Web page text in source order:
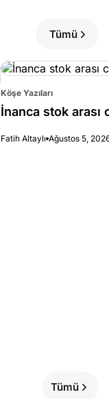
Tümü
Köşe Yazıları
İnanca stok arası
Fatih Altaylı Ağustos 5,
Tümü